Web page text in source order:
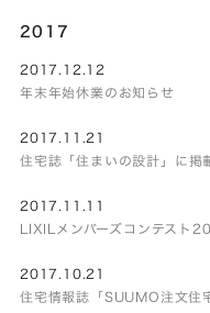
2017
2017.12.12
年末年始休業のお知らせ
2017.11.21
住宅誌「住まいの設計」に掲
2017.11.11
LIXILメンバーズコンテスト
2017.10.21
住宅情報誌「SUUMO注文住